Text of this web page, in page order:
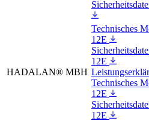
HADALAN® MBH
Technisches
12E
12E
Technisches
12E
12E